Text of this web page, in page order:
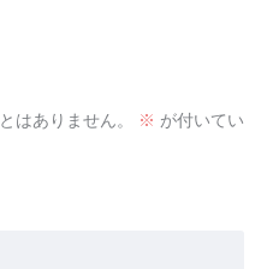
はありません。 ※ が付いてい